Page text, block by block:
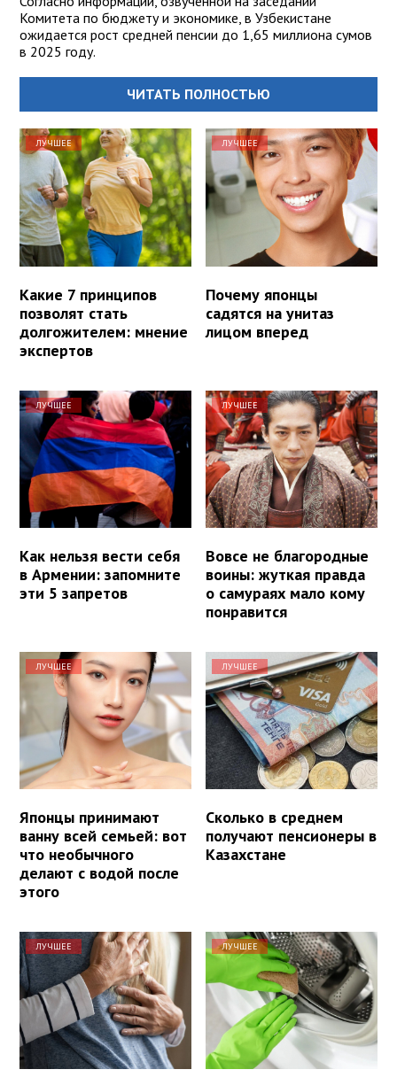
Комитета по бюджету и экономике, в Узбекистане
ожидается рост средней пенсии до 1,65 миллиона сумов
в 2025 году.
ЧИТАТЬ ПОЛНОСТЬЮ
ЛУЧШЕЕ
Какие 7 принципов
позволят стать
долгожителем: мнение
экспертов
ЛУЧШЕЕ
Почему японцы
садятся на унитаз
лицом вперед
ЛУЧШЕЕ
Как нельзя вести себя
в Армении: запомните
эти 5 запретов
ЛУЧШЕЕ
Вовсе не благородные
воины: жуткая правда
о самураях мало кому
понравится
ЛУЧШЕЕ
Японцы принимают
ванну всей семьей: вот
что необычного
делают с водой после
этого
ЛУЧШЕЕ
Сколько в среднем
получают пенсионеры в
Казахстане
ЛУЧШЕЕ ЛУЧШЕЕ